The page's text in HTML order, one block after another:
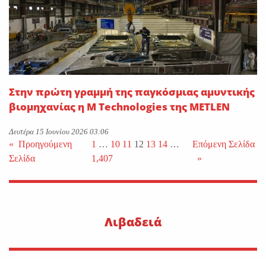
Στην πρώτη γραμμή της παγκόσμιας αμυντικής
βιομηχανίας η M Technologies της METLEN
Δευτέρα 15 Ιουνίου 2026 03:06
« Προηγούμενη
Σελίδα
1 … 10 11 12 13 14 …
1,407
Επόμενη Σελίδα
»
Λιβαδειά